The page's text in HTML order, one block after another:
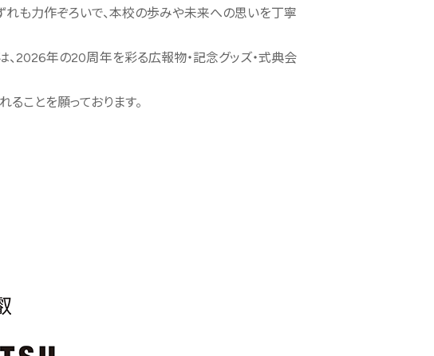
れも力作ぞろいで、本校の歩みや未来への思いを丁寧
2026年の20周年を彩る広報物・記念グッズ・式典会
ことを願っております。